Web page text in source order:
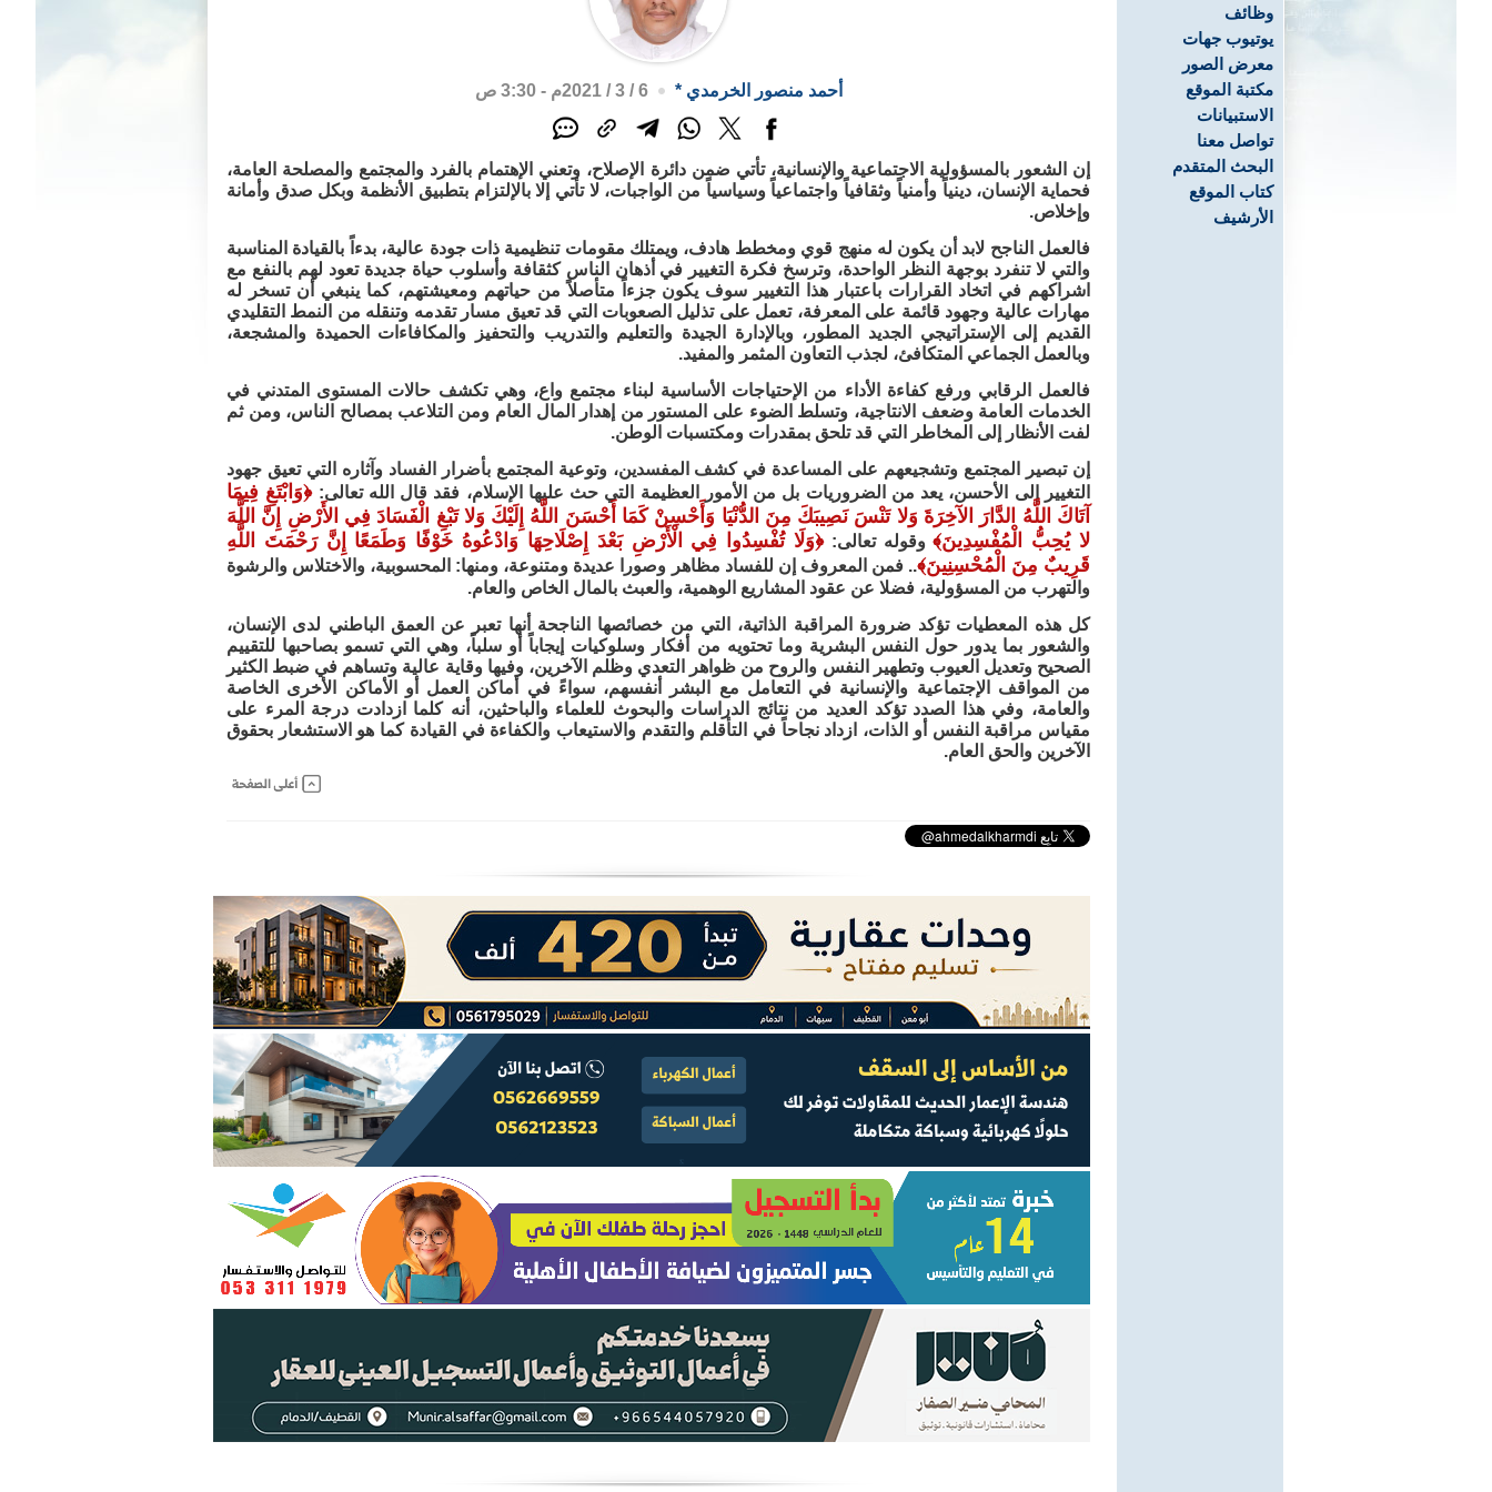
وظائف
يوتيوب جهات
معرض الصور
مكتبة الموقع
الاستبيانات
تواصل معنا
البحث المتقدم
كتاب الموقع
الأرشيف
أحمد منصور الخرمدي * 6 / 3 / 2021م - 3:30 ص
إن الشعور بالمسؤولية الاجتماعية والإنسانية، تأتي ضمن دائرة الإصلاح، وتعني الإهتمام بالفرد والمجتمع والمصلحة العامة،
فحماية الإنسان، دينياً وأمنياً وثقافياً واجتماعياً وسياسياً من الواجبات، لا تأتي إلا بالإلتزام بتطبيق الأنظمة وبكل صدق وأمانة
وإخلاص.
فالعمل الناجح لابد أن يكون له منهج قوي ومخطط هادف، ويمتلك مقومات تنظيمية ذات جودة عالية، بدءاً بالقيادة المناسبة
والتي لا تنفرد بوجهة النظر الواحدة، وترسخ فكرة التغيير في أذهان الناس كثقافة وأسلوب حياة جديدة تعود لهم بالنفع مع
اشراكهم في اتخاد القرارات باعتبار هذا التغيير سوف يكون جزءاً متأصلاً من حياتهم ومعيشتهم، كما ينبغي أن تسخر له
مهارات عالية وجهود قائمة على المعرفة، تعمل على تذليل الصعوبات التي قد تعيق مسار تقدمه وتنقله من النمط التقليدي
القديم إلى الإستراتيجي الجديد المطور، وبالإدارة الجيدة والتعليم والتدريب والتحفيز والمكافاءات الحميدة والمشجعة،
وبالعمل الجماعي المتكافئ، لجذب التعاون المثمر والمفيد.
فالعمل الرقابي ورفع كفاءة الأداء من الإحتياجات الأساسية لبناء مجتمع واع، وهي تكشف حالات المستوى المتدني في
الخدمات العامة وضعف الانتاجية، وتسلط الضوء على المستور من إهدار المال العام ومن التلاعب بمصالح الناس، ومن ثم
لفت الأنظار إلى المخاطر التي قد تلحق بمقدرات ومكتسبات الوطن.
إن تبصير المجتمع وتشجيعهم على المساعدة في كشف المفسدين، وتوعية المجتمع بأضرار الفساد وآثاره التي تعيق جهود
التغيير إلى الأحسن، يعد من الضروريات بل من الأمور العظيمة التي حث عليها الإسلام، فقد قال الله تعالى:﴿وَابْتَغِ فِيمَا
آتَاكَ اللَّهُ الدَّارَ الآخِرَةَ وَلا تَنْسَ نَصِيبَكَ مِنَ الدُّنْيَا وَأَحْسِنْ كَمَا أَحْسَنَ اللَّهُ إِلَيْكَ وَلا تَبْغِ الْفَسَادَ فِي الأَرْضِ إِنَّ اللَّهَ
لا يُحِبُّ الْمُفْسِدِينَ﴾وقوله تعالى:﴿وَلَا تُفْسِدُوا فِي الْأَرْضِ بَعْدَ إِصْلَاحِهَا وَادْعُوهُ خَوْفًا وَطَمَعًا إِنَّ رَحْمَتَ اللَّهِ
قَرِيبٌ مِنَ الْمُحْسِنِينَ﴾.. فمن المعروف إن للفساد مظاهر وصورا عديدة ومتنوعة، ومنها: المحسوبية، والاختلاس والرشوة
والتهرب من المسؤولية، فضلا عن عقود المشاريع الوهمية، والعبث بالمال الخاص والعام.
كل هذه المعطيات تؤكد ضرورة المراقبة الذاتية، التي من خصائصها الناجحة أنها تعبر عن العمق الباطني لدى الإنسان،
والشعور بما يدور حول النفس البشرية وما تحتويه من أفكار وسلوكيات إيجاباً أو سلباً، وهي التي تسمو بصاحبها للتقييم
الصحيح وتعديل العيوب وتطهير النفس والروح من ظواهر التعدي وظلم الآخرين، وفيها وقاية عالية وتساهم في ضبط الكثير
من المواقف الإجتماعية والإنسانية في التعامل مع البشر أنفسهم، سواءً في أماكن العمل أو الأماكن الأخرى الخاصة
والعامة، وفي هذا الصدد تؤكد العديد من نتائج الدراسات والبحوث للعلماء والباحثين، أنه كلما ازدادت درجة المرء على
مقياس مراقبة النفس أو الذات، ازداد نجاحاً في التأقلم والتقدم والاستيعاب والكفاءة في القيادة كما هو الاستشعار بحقوق
الآخرين والحق العام.